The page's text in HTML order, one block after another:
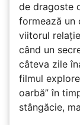
de dragoste
formează un
viitorul
când un
câteva zile
filmul
oarbă” în
stângăcie,